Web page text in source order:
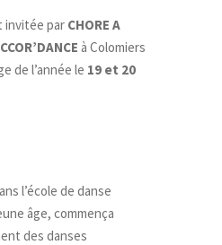
invitée par CHORE A
à Colomiers
de l’année le 19 et 20
l’école de danse
âge, commença
des danses